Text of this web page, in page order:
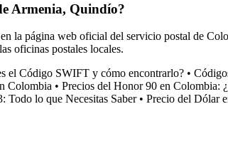
Armenia, Quindío?
la página web oficial del servicio postal de
oficinas postales locales.
el Código SWIFT y cómo encontrarlo? •
Colombia • Precios del Honor 90 en Colombia:
Todo lo que Necesitas Saber• Precio del Dólar